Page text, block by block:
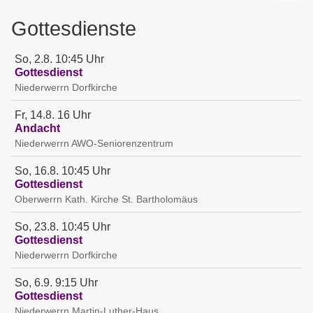
Gottesdienste
So, 2.8. 10:45 Uhr
Gottesdienst
Niederwerrn Dorfkirche
Fr, 14.8. 16 Uhr
Andacht
Niederwerrn AWO-Seniorenzentrum
So, 16.8. 10:45 Uhr
Gottesdienst
Oberwerrn Kath. Kirche St. Bartholomäus
So, 23.8. 10:45 Uhr
Gottesdienst
Niederwerrn Dorfkirche
So, 6.9. 9:15 Uhr
Gottesdienst